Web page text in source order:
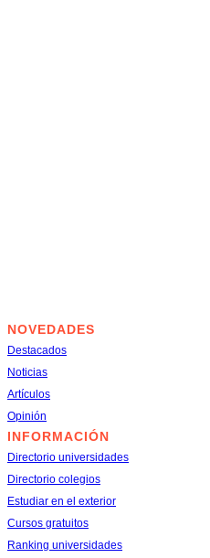
NOVEDADES
Destacados
Noticias
Artículos
Opinión
INFORMACIÓN
Directorio universidades
Directorio colegios
Estudiar en el exterior
Cursos gratuitos
Ranking universidades